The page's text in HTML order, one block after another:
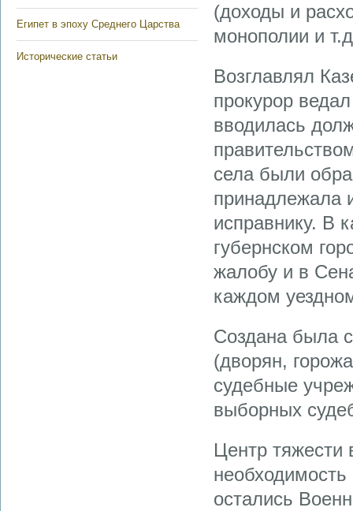
Египет в эпоху Среднего Царства
Исторические статьи
(доходы и
монополии и
Возглавлял
прокурор
вводилась
села были
принадлежала
исправнику. В
губернском
жалобу и в
каждом
Создана была
(дворян,
судебные
выборных
Центр
остались